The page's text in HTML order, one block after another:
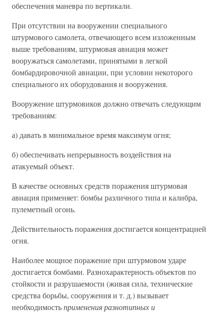
обеспечения маневра по вертикали.
При отсутствии на вооружении специального
штурмового самолета, отвечающего всем изложенным
выше требованиям, штурмовая авиация может
вооружаться самолетами, принятыми в легкой
бомбардировочной авиации, при условии некоторого
специального их оборудования и вооружения.
Вооружение штурмовиков должно отвечать следующим
требованиям:
а) давать в минимальное время максимум огня;
б) обеспечивать непрерывность воздействия на
атакуемый объект.
В качестве основных средств поражения штурмовая
авиация применяет: бомбы различного типа и калибра,
пулеметный огонь.
Действительность поражения достигается концентрацией
огня.
Наиболее мощное поражение при штурмовом ударе
достигается бомбами. Разнохарактерность объектов по
стойкости и разрушаемости (живая сила, технические
средства борьбы, сооружения и т. д.) вызывает
необходимостьприменения разнотипных и